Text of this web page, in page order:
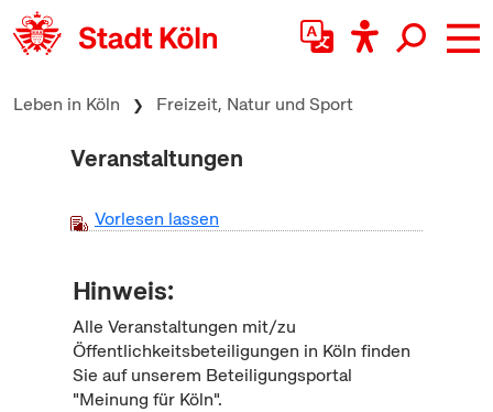
zum Inhalt springen
Leben in Köln Freizeit, Natur und Sport
Veranstaltungen
Vorlesen lassen
Hinweis:
Alle Veranstaltungen mit/zu
Öffentlichkeitsbeteiligungen in Köln finden
Sie auf unserem Beteiligungsportal
"Meinung für Köln".